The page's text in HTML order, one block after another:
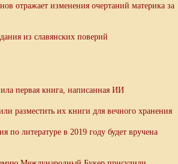
отражает изменения очертаний материка за
из славянских поверий
первая книга, написанная ИИ
разместить их книги для вечного хранения
по литературе в 2019 году будет вручена